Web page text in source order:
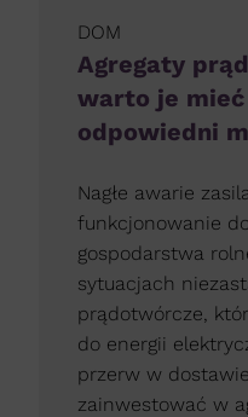
DOM
Agregaty
warto je
odpowiedni
Nagłe awarie
funkcjonowanie
gospodarstwa
sytuacjach
prądotwórcze,
do energii
przerw w
zainwestować w